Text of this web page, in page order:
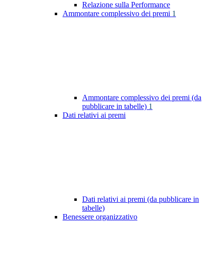
Relazione sulla Performance
Ammontare complessivo dei premi 1
Ammontare complessivo dei premi (da
pubblicare in tabelle) 1
Dati relativi ai premi
Dati relativi ai premi (da pubblicare in
tabelle)
Benessere organizzativo